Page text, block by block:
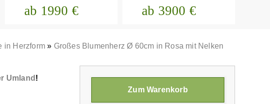
ab 1990 € ab 3900 €
in Herzform » Großes Blumenherz Ø 60cm in Rosa mit Nelken
Umland !
Zum Warenkorb